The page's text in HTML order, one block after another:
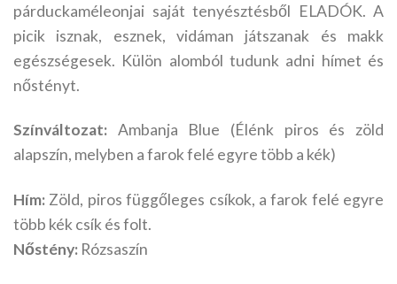
párduckaméleonjai saját tenyésztésből ELADÓK. A
picik isznak, esznek, vidáman játszanak és makk
egészségesek. Külön alomból tudunk adni hímet és
nőstényt.
Színváltozat: Ambanja Blue (Élénk piros és zöld
alapszín, melyben a farok felé egyre több a kék)
Hím: Zöld, piros függőleges csíkok, a farok felé egyre
több kék csík és folt.
Nőstény: Rózsaszín